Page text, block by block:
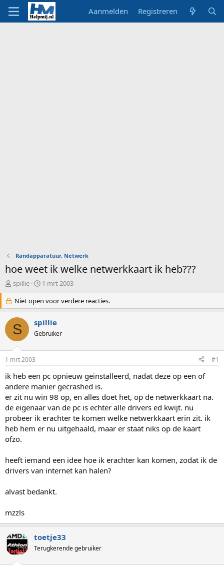
Aanmelden Registreren
Randapparatuur, Netwerk
hoe weet ik welke netwerkkaart ik heb???
O
d
e
r
w
e
s
t
a
r
t
e
r
spillie
S
a
r
t
d
a
m
1 mrt 2003
Niet open voor verdere reacties.
S spillie
Gebruiker
1 mrt 2003 #1
ik heb een pc opnieuw geinstalleerd, nadat deze op een of
andere manier gecrashed is.
er zit nu win 98 op, en alles doet het, op de netwerkkaart na.
de eigenaar van de pc is echter alle drivers ed kwijt. nu
probeer ik erachter te komen welke netwerkkaart erin zit. ik
heb hem er nu uitgehaald, maar er staat niks op de kaart
ofzo.
heeft iemand een idee hoe ik erachter kan komen, zodat ik de
drivers van internet kan halen?
alvast bedankt.
mzzls
toetje33
Terugkerende gebruiker